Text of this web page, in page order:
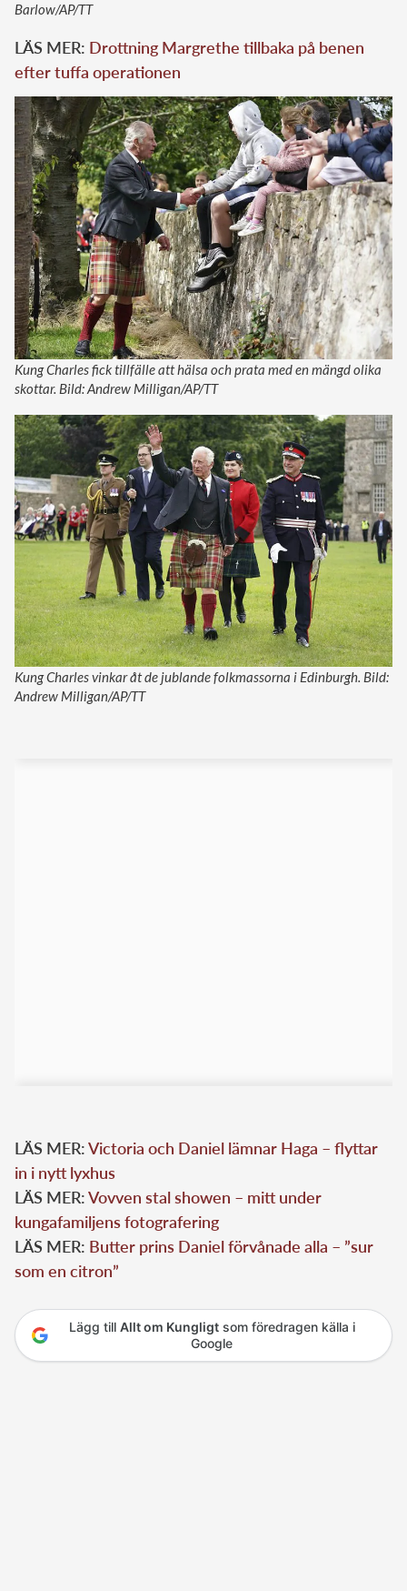
Barlow/AP/TT
LÄS MER: Drottning Margrethe tillbaka på benen
efter tuffa operationen
Kung Charles fick tillfälle att hälsa och prata med en mängd olika
skottar. Bild: Andrew Milligan/AP/TT
Kung Charles vinkar åt de jublande folkmassorna i Edinburgh. Bild:
Andrew Milligan/AP/TT
LÄS MER:Victoria och Daniel lämnar Haga – flyttar
in i nytt lyxhus
LÄS MER:Vovven stal showen – mitt under
kungafamiljens fotografering
LÄS MER: Butter prins Daniel förvånade alla – ”sur
som en citron”
Lägg till Allt om Kungligtsom föredragen källa i
Google